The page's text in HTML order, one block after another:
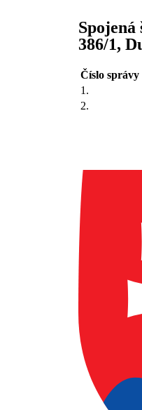
Spojená
386/1,
Číslo správy
1.
2.